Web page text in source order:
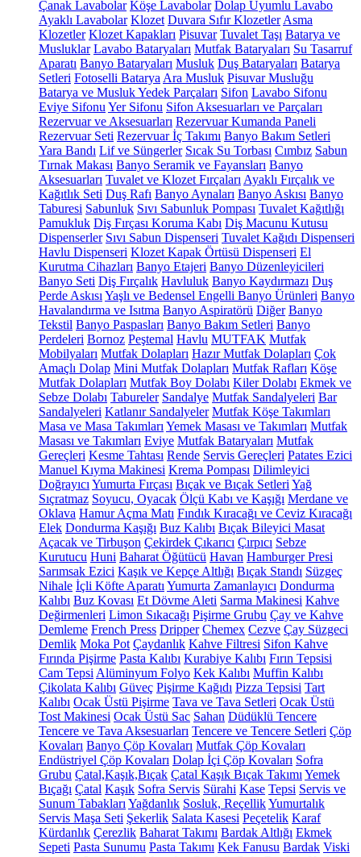
Çanak Lavabolar Köşe Lavabolar Dolap Uyumlu Lavabo
Ayaklı Lavabolar Klozet Duvara Sıfır Klozetler Asma
Klozetler Klozet Kapakları Pisuvar Tuvalet Taşı Batarya ve
Musluklar Lavabo Bataryaları Mutfak Bataryaları Su Tasarruf
Aparatı Banyo Bataryaları Musluk Duş Bataryaları Batarya
Setleri Fotoselli Batarya Ara Musluk Pisuvar Musluğu
Batarya ve Musluk Yedek Parçaları Sifon Lavabo Sifonu
Eviye Sifonu Yer Sifonu Sifon Aksesuarları ve Parçaları
Rezervuar ve Aksesuarları Rezervuar Kumanda Paneli
Rezervuar Seti Rezervuar İç Takımı Banyo Bakım Setleri
Yara Bandı Lif ve Süngerler Sıcak Su Torbası Cımbız Sabun
Tırnak Makası Banyo Seramik ve Fayansları Banyo
Aksesuarları Tuvalet ve Klozet Fırçaları Ayaklı Fırçalık ve
Kağıtlık Seti Duş Rafı Banyo Aynaları Banyo Askısı Banyo
Taburesi Sabunluk Sıvı Sabunluk Pompası Tuvalet Kağıtlığı
Pamukluk Diş Fırçası Koruma Kabı Diş Macunu Kutusu
Dispenserler Sıvı Sabun Dispenseri Tuvalet Kağıdı Dispenseri
Havlu Dispenseri Klozet Kapak Örtüsü Dispenseri El
Kurutma Cihazları Banyo Etajeri Banyo Düzenleyicileri
Banyo Seti Diş Fırçalık Havluluk Banyo Kaydırmazı Duş
Perde Askısı Yaşlı ve Bedensel Engelli Banyo Ürünleri Banyo
Havalandırma ve Isıtma Banyo Aspiratörü Diğer Banyo
Tekstil Banyo Paspasları Banyo Bakım Setleri Banyo
Perdeleri Bornoz Peştemal Havlu MUTFAK Mutfak
Mobilyaları Mutfak Dolapları Hazır Mutfak Dolapları Çok
Amaçlı Dolap Mini Mutfak Dolapları Mutfak Rafları Köşe
Mutfak Dolapları Mutfak Boy Dolabı Kiler Dolabı Ekmek ve
Sebze Dolabı Tabureler Sandalye Mutfak Sandalyeleri Bar
Sandalyeleri Katlanır Sandalyeler Mutfak Köşe Takımları
Masa ve Masa Takımları Yemek Masası ve Takımları Mutfak
Masası ve Takımları Eviye Mutfak Bataryaları Mutfak
Gereçleri Kesme Tahtası Rende Servis Gereçleri Patates Ezici
Manuel Kıyma Makinesi Krema Pompası Dilimleyici
Doğrayıcı Yumurta Fırçası Bıçak ve Bıçak Setleri Yağ
Sıçratmaz Soyucu, Oyacak Ölçü Kabı ve Kaşığı Merdane ve
Oklava Hamur Açma Matı Fındık Kıracağı ve Ceviz Kıracağı
Elek Dondurma Kaşığı Buz Kalıbı Bıçak Bileyici Masat
Açacak ve Tirbuşon Çekirdek Çıkarıcı Çırpıcı Sebze
Kurutucu Huni Baharat Öğütücü Havan Hamburger Presi
Sarımsak Ezici Kaşık ve Kepçe Altlığı Bıçak Standı Süzgeç
Nihale İçli Köfte Aparatı Yumurta Zamanlayıcı Dondurma
Kalıbı Buz Kovası Et Dövme Aleti Sarma Makinesi Kahve
Değirmenleri Limon Sıkacağı Pişirme Grubu Çay ve Kahve
Demleme French Press Dripper Chemex Cezve Çay Süzgeci
Demlik Moka Pot Çaydanlık Kahve Filtresi Sifon Kahve
Fırında Pişirme Pasta Kalıbı Kurabiye Kalıbı Fırın Tepsisi
Cam Tepsi Alüminyum Folyo Kek Kalıbı Muffin Kalıbı
Çikolata Kalıbı Güveç Pişirme Kağıdı Pizza Tepsisi Tart
Kalıbı Ocak Üstü Pişirme Tava ve Tava Setleri Ocak Üstü
Tost Makinesi Ocak Üstü Sac Sahan Düdüklü Tencere
Tencere ve Tava Aksesuarları Tencere ve Tencere Setleri Çöp
Kovaları Banyo Çöp Kovaları Mutfak Çöp Kovaları
Endüstriyel Çöp Kovaları Dolap İçi Çöp Kovaları Sofra
Grubu Çatal,Kaşık,Bıçak Çatal Kaşık Bıçak Takımı Yemek
Bıçağı Çatal Kaşık Sofra Servis Sürahi Kase Tepsi Servis ve
Sunum Tabakları Yağdanlık Sosluk, ReçellikYumurtalık
Servis Maşa Seti Şekerlik Salata Kasesi Peçetelik Karaf
Kürdanlık Çerezlik Baharat Takımı Bardak Altlığı Ekmek
Sepeti Pasta Sunumu Pasta Takımı Kek Fanusu Bardak Viski